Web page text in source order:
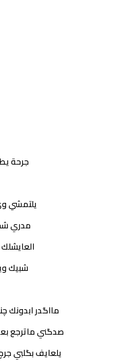
جرحة
يلتمشي
مدري
شبيك
مااگدر ابدونك
صدگني ماترجع
يلعايف بگلبي